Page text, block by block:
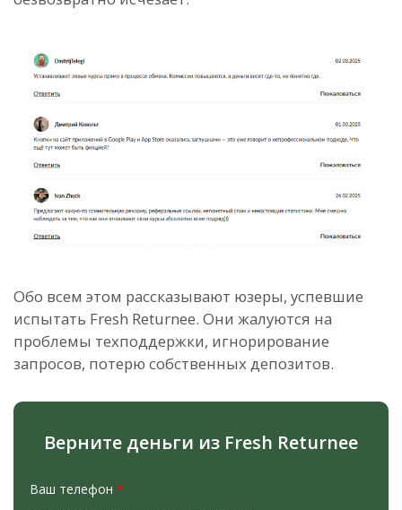
Обо всем этом рассказывают юзеры, успевшие
испытать Fresh Returnee. Они жалуются на
проблемы техподдержки, игнорирование
запросов, потерю собственных депозитов.
Верните деньги из Fresh Returnee
Ваш телефон *